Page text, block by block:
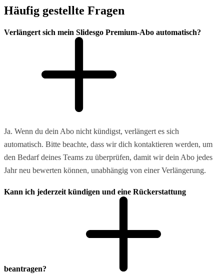
Häufig gestellte Fragen
Verlängert sich mein Slidesgo Premium-Abo automatisch?
Ja. Wenn du dein Abo nicht kündigst, verlängert es sich
automatisch. Bitte beachte, dass wir dich kontaktieren werden, um
den Bedarf deines Teams zu überprüfen, damit wir dein Abo jedes
Jahr neu bewerten können, unabhängig von einer Verlängerung.
Kann ich jederzeit kündigen und eine Rückerstattung
beantragen?